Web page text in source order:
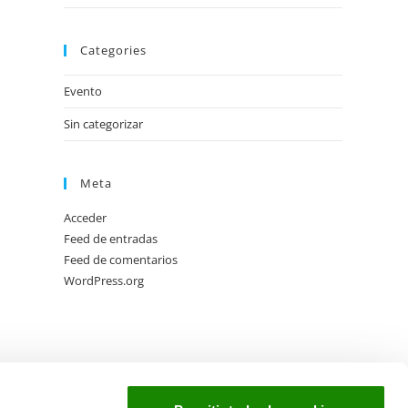
Categories
Evento
Sin categorizar
Meta
Acceder
Feed de entradas
Feed de comentarios
WordPress.org